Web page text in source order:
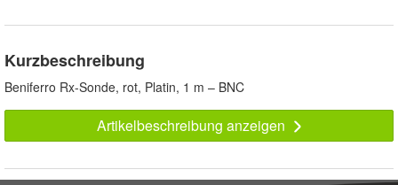
Kurzbeschreibung
Beniferro Rx-Sonde, rot, Platin, 1 m – BNC
Artikelbeschreibung anzeigen